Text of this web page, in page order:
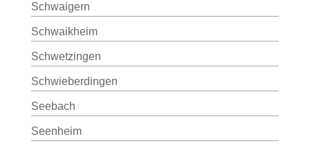
Schwaigern
Schwaikheim
Schwetzingen
Schwieberdingen
Seebach
Seenheim